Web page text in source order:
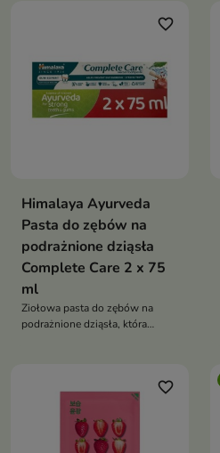
favorite_border
Himalaya Ayurveda
Pasta do zębów na
podrażnione dziąsła
Complete Care 2 x 75
ml
Ziołowa pasta do zębów na
podrażnione dziąsła, która
długotrwałą świeżość oddechu
favorite_border